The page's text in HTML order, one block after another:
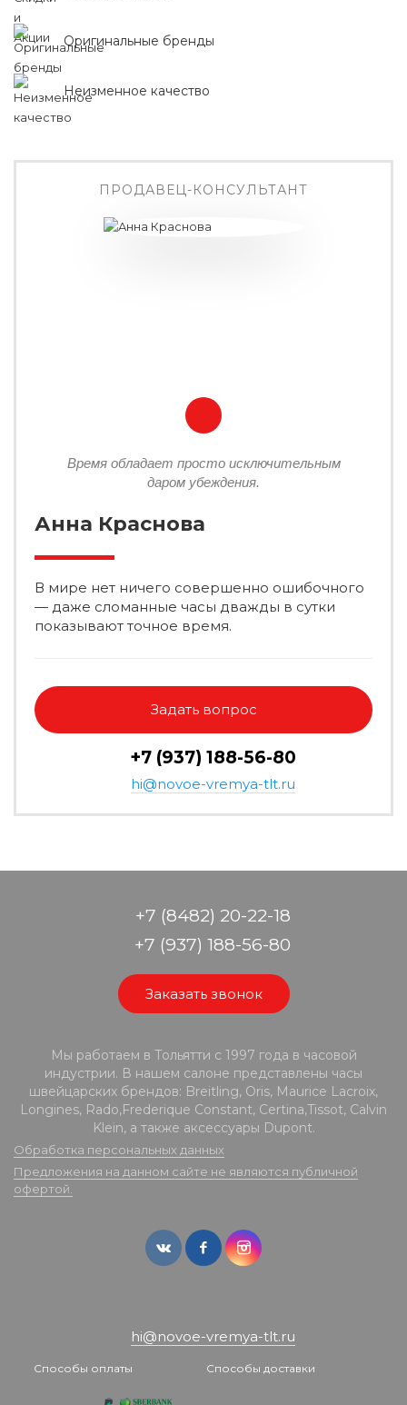
Оригинальные бренды
Неизменное качество
ПРОДАВЕЦ-КОНСУЛЬТАНТ
Время обладает просто исключительным
даром убеждения.
Анна Краснова
В мире нет ничего совершенно ошибочного
— даже сломанные часы дважды в сутки
показывают точное время.
Задать вопрос
+7 (937) 188-56-80
hi@novoe-vremya-tlt.ru
+7 (8482) 20-22-18
+7 (937) 188-56-80
Заказать звонок
Мы работаем в Тольятти с 1997 года в часовой
индустрии. В нашем салоне представлены часы
швейцарских брендов: Breitling, Oris, Maurice Lacroix,
Longines, Rado,Frederique Constant, Certina,Tissot, Calvin
Klein, а также аксессуары Dupont.
Обработка персональных данных
Предложения на данном сайте не являются публичной
офертой.
hi@novoe-vremya-tlt.ru
Способы оплаты Способы доставки